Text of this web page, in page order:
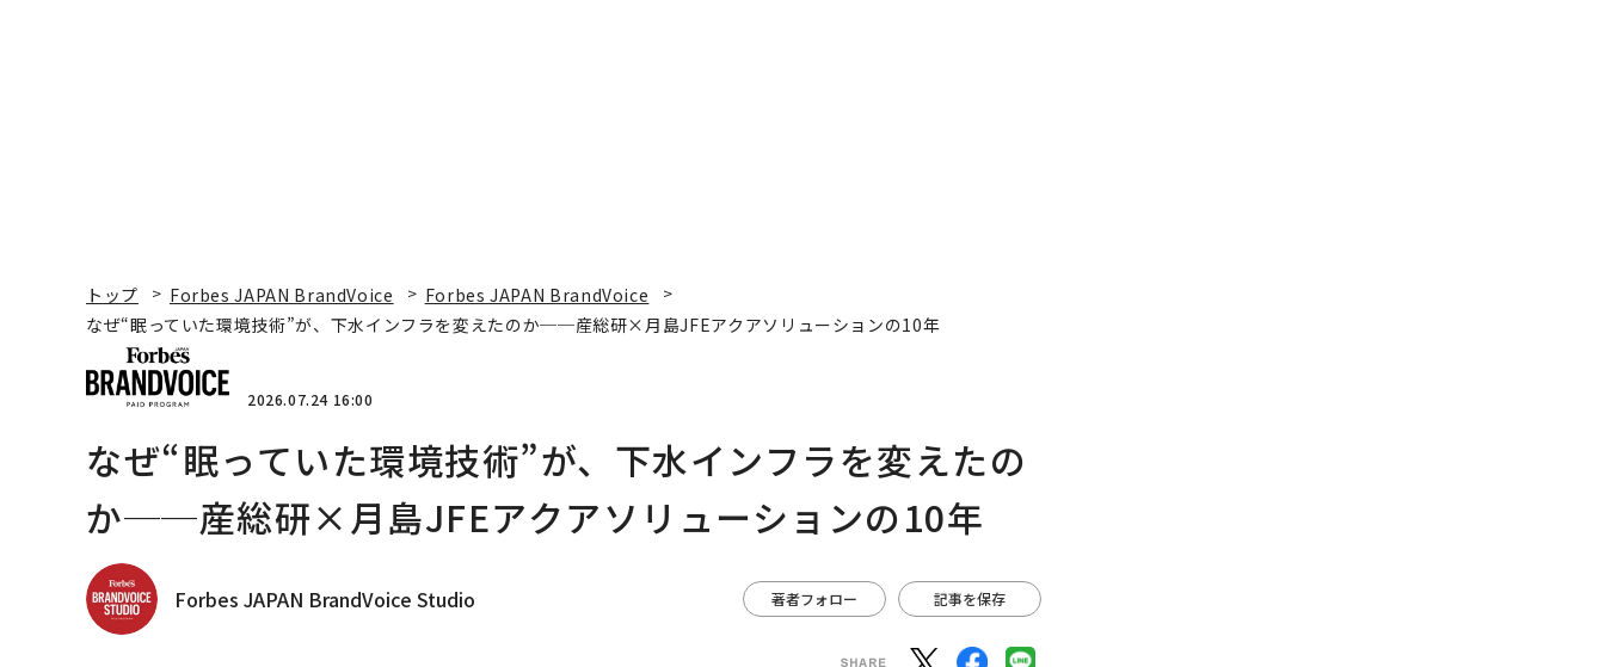
トップ Forbes JAPAN BrandVoice
Forbes JAPAN BrandVoice
なぜ“眠っていた環境技術”が、下水インフラを変えたのか──産総研×月島JFEアクアソリューションの10年
2026.07.24 16:00
なぜ“眠っていた環境技術”が、下水インフラを変えたの
か──産総研×月島JFEアクアソリューションの10年
Forbes JAPAN BrandVoice Studio 著者フォロー 記事を保存